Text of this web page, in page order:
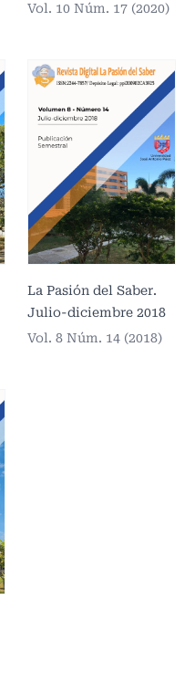
Vol. 10 Núm. 17 (2020)
La Pasión del Saber.
Julio-diciembre 2018
Vol. 8 Núm. 14 (2018)